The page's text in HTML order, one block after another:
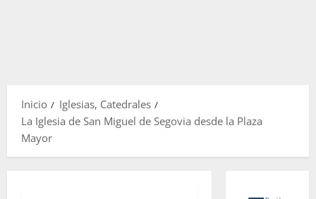
Inicio
Iglesias, Catedrales
La Iglesia de San Miguel de Segovia desde la Plaza
Mayor